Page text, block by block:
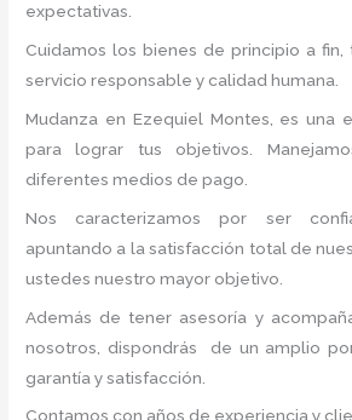
expectativas.
Cuidamos los bienes de principio a fin,
servicio responsable y calidad humana.
Mudanza en Ezequiel Montes, es una
para lograr tus objetivos.
diferentes medios de pago.
Nos caracterizamos por ser
apuntando a la satisfacción total de
ustedes nuestro mayor objetivo.
Además de tener asesoría y
nosotros, dispondrás de un amplio
garantía y satisfacción.
Contamos con años de experiencia y